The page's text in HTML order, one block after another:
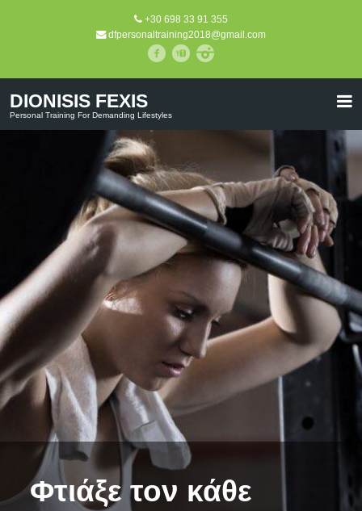
+30 698 33 91 355
dfpersonaltraining2018@gmail.com
DIONISIS FEXIS
Personal Training For Demanding Lifestyles
Φτιάξε τον κάθε